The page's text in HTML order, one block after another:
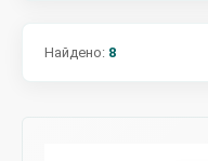
Найдено: 8